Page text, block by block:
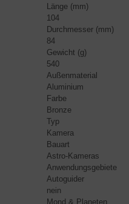
Länge (mm)
104
Durchmesser (mm)
84
Gewicht (g)
540
Außenmaterial
Aluminium
Farbe
Bronze
Typ
Kamera
Bauart
Astro-Kameras
Anwendungsgebiete
Autoguider
nein
Mond & Planeten